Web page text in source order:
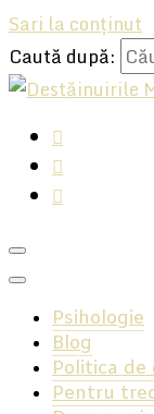
Sari la conținut
Caută după:
Hai, să ne
Psihologie
Blog
Politica
Pentru